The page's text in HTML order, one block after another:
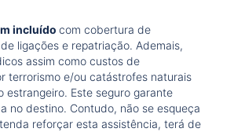
incluído com cobertura de
ligações e repatriação. Ademais,
assim como custos de
terrorismo e/ou catástrofes naturais
Este seguro garante
no destino. Contudo, não se esqueça
reforçar esta assistência, terá de